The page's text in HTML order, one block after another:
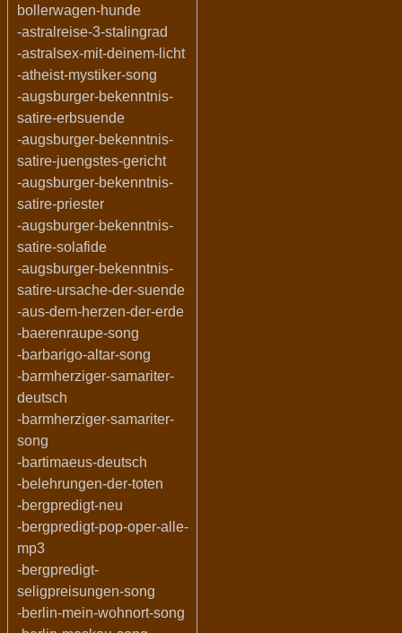
bollerwagen-hunde
-astralreise-3-stalingrad
-astralsex-mit-deinem-licht
-atheist-mystiker-song
-augsburger-bekenntnis-
satire-erbsuende
-augsburger-bekenntnis-
satire-juengstes-gericht
-augsburger-bekenntnis-
satire-priester
-augsburger-bekenntnis-
satire-solafide
-augsburger-bekenntnis-
satire-ursache-der-suende
-aus-dem-herzen-der-erde
-baerenraupe-song
-barbarigo-altar-song
-barmherziger-samariter-
deutsch
-barmherziger-samariter-
song
-bartimaeus-deutsch
-belehrungen-der-toten
-bergpredigt-neu
-bergpredigt-pop-oper-alle-
mp3
-bergpredigt-
seligpreisungen-song
-berlin-mein-wohnort-song